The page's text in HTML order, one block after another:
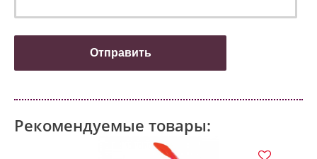
Рекомендуемые товары: